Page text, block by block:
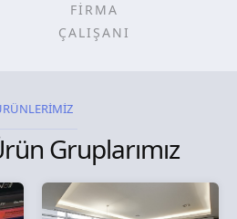
FİRMA
ÇALIŞANI
Gruplarımız